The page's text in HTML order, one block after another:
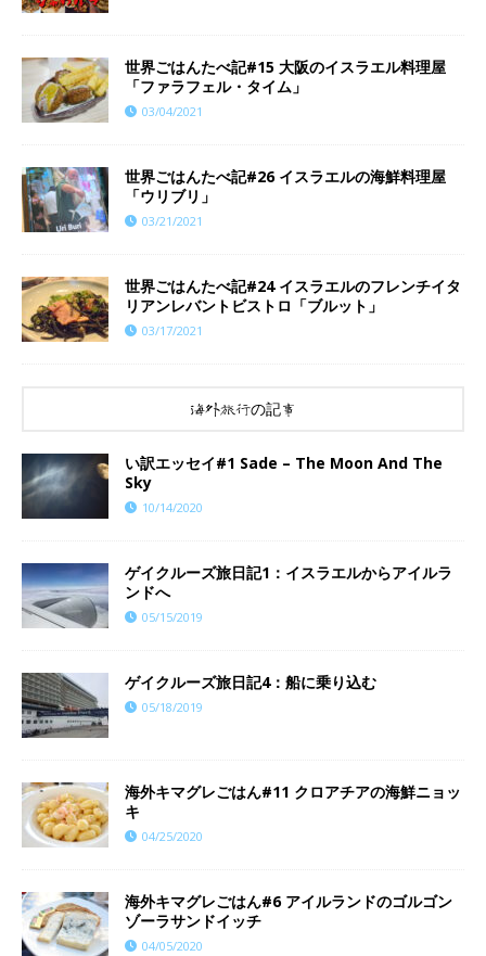
世界ごはんたべ記#15 大阪のイスラエル料理屋
「ファラフェル・タイム」
03/04/2021
世界ごはんたべ記#26 イスラエルの海鮮料理屋
「ウリブリ」
03/21/2021
世界ごはんたべ記#24 イスラエルのフレンチイタ
リアンレバントビストロ「ブルット」
03/17/2021
海外旅行の記事
い訳エッセイ#1 Sade – The Moon And The
Sky
10/14/2020
ゲイクルーズ旅日記1：イスラエルからアイルラ
ンドへ
05/15/2019
ゲイクルーズ旅日記4：船に乗り込む
05/18/2019
海外キマグレごはん#11 クロアチアの海鮮ニョッ
キ
04/25/2020
海外キマグレごはん#6 アイルランドのゴルゴン
ゾーラサンドイッチ
04/05/2020